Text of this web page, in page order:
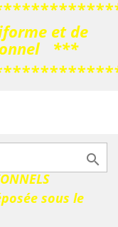
et de
***

sous le